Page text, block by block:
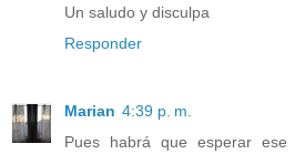
Un saludo y disculpa
Responder
Marian 4:39 p. m.
Pues habrá que esperar